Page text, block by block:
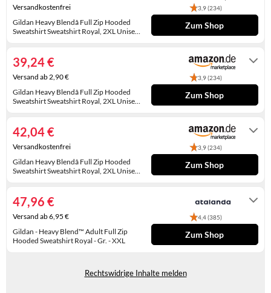
SCHUHZUBEHÖR
SNEAKERS
STIEFEL
STIEFELETTEN
TREKKINGSANDALEN
WINTERSCHUHE
Gildan Heavy Blendâ Full Zip Hooded
Sweatshirt Sweatshirt Royal, 2XL Unisex
3,9 (234)
Versandkostenfrei
Zum Shop
Gildan Heavy Blendâ Full Zip Hooded
Sweatshirt Sweatshirt Royal, 2XL Unisex
3,9 (234)
39,24 €
Versand ab 2,90 €
Zum Shop
Gildan Heavy Blendâ Full Zip Hooded
Sweatshirt Sweatshirt Royal, 2XL Unisex
3,9 (234)
42,04 €
Versandkostenfrei
Zum Shop
Gildan - Heavy Blend™ Adult Full Zip
Hooded Sweatshirt Royal - Gr. - XXL
4,4 (385)
47,96 €
Versand ab 6,95 €
Zum Shop
Rechtswidrige Inhalte melden